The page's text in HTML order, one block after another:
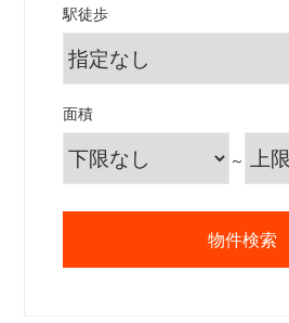
駅徒歩
面積
～